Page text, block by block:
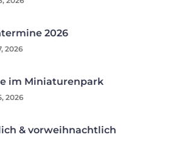
2026
2026
im Miniaturenpark
2026
& vorweihnachtlich